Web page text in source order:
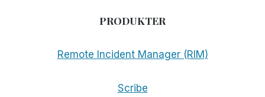
PRODUKTER
Remote Incident Manager (RIM)
Scribe